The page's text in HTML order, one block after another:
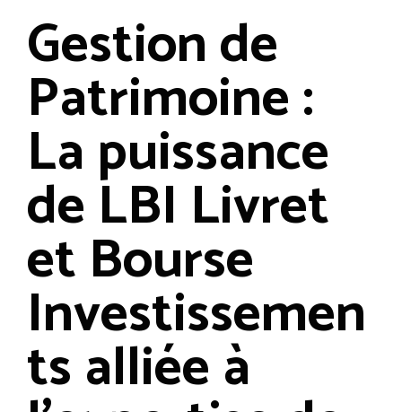
Gestion de
Patrimoine :
La puissance
de LBI Livret
et Bourse
Investissemen
ts alliée à